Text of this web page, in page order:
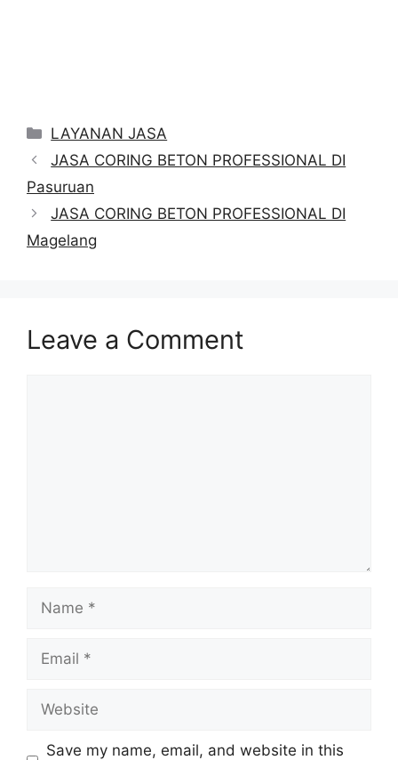
Categories
LAYANAN JASA
JASA CORING BETON PROFESSIONAL DI
Pasuruan
JASA CORING BETON PROFESSIONAL DI
Magelang
Leave a Comment
Save my name, email, and website in this